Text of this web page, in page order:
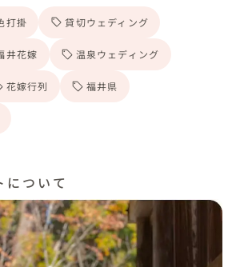
打掛 貸切ウェディング
井花嫁 温泉ウェディング
花嫁行列 福井県
について